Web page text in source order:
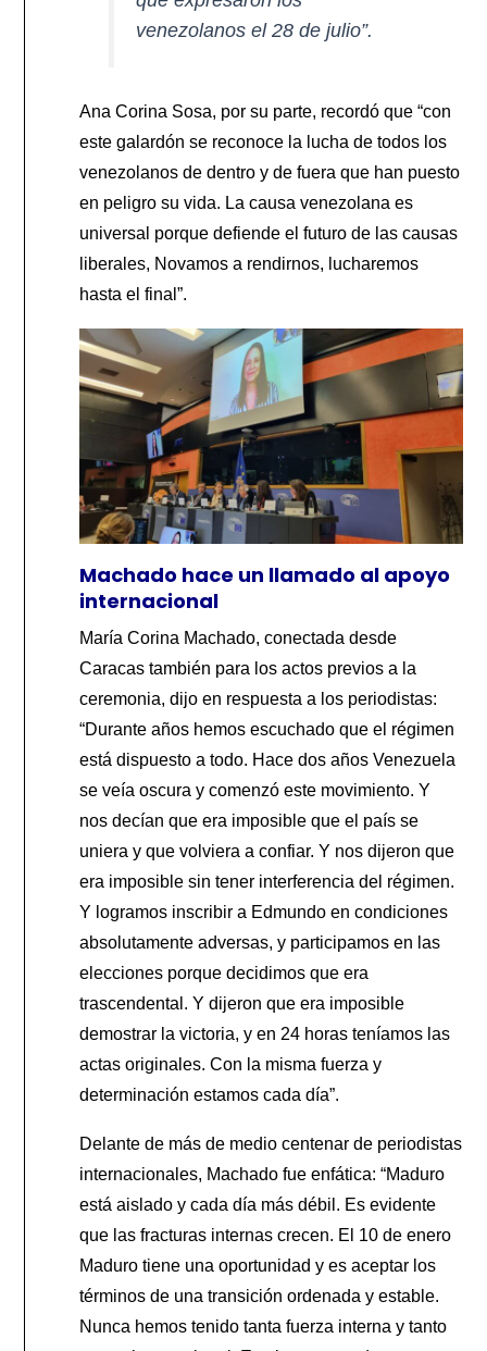
venezolanos el 28 de julio”.
Ana Corina Sosa, por su parte, recordó que “con
este galardón se reconoce la lucha de todos los
venezolanos de dentro y de fuera que han puesto
en peligro su vida. La causa venezolana es
universal porque defiende el futuro de las causas
liberales, Novamos a rendirnos, lucharemos
hasta el final”.
Machado hace un llamado al apoyo
internacional
María Corina Machado, conectada desde
Caracas también para los actos previos a la
ceremonia, dijo en respuesta a los periodistas:
“Durante años hemos escuchado que el régimen
está dispuesto a todo. Hace dos años Venezuela
se veía oscura y comenzó este movimiento. Y
nos decían que era imposible que el país se
uniera y que volviera a confiar. Y nos dijeron que
era imposible sin tener interferencia del régimen.
Y logramos inscribir a Edmundo en condiciones
absolutamente adversas, y participamos en las
elecciones porque decidimos que era
trascendental. Y dijeron que era imposible
demostrar la victoria, y en 24 horas teníamos las
actas originales. Con la misma fuerza y
determinación estamos cada día”.
Delante de más de medio centenar de periodistas
internacionales, Machado fue enfática: “Maduro
está aislado y cada día más débil. Es evidente
que las fracturas internas crecen. El 10 de enero
Maduro tiene una oportunidad y es aceptar los
términos de una transición ordenada y estable.
Nunca hemos tenido tanta fuerza interna y tanto